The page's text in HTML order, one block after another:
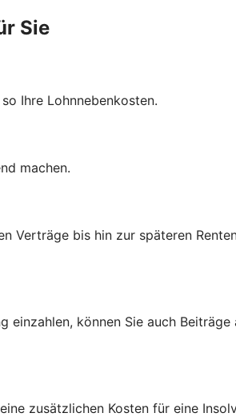
Sie
Ihre Lohnnebenkosten.
machen.
Verträge bis hin zur späteren
können Sie auch Beiträge
zusätzlichen Kosten für eine